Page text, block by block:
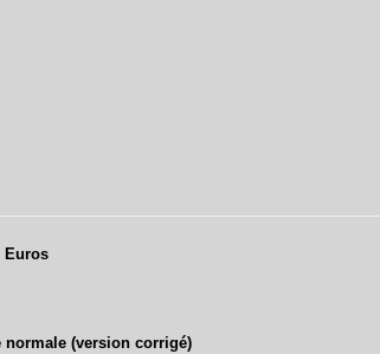
Euros
normale (version corrigé)